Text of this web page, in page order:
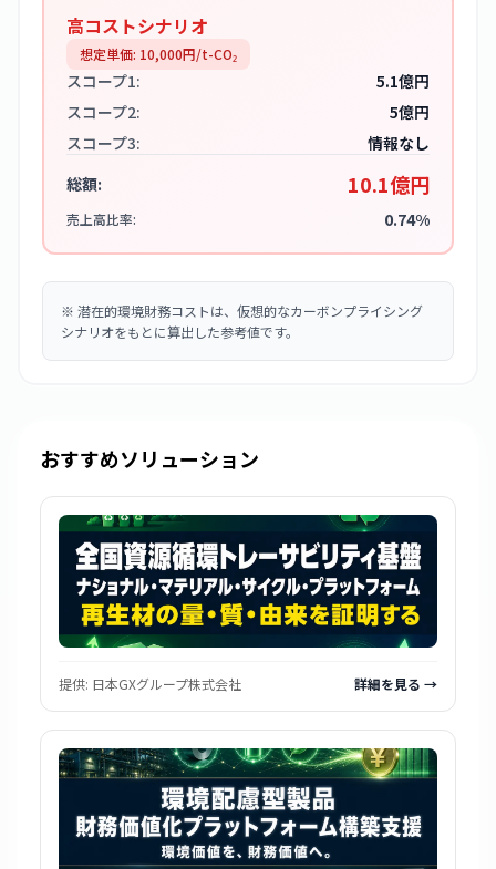
高コストシナリオ
想定単価: 10,000円/t-CO₂
スコープ1:
5.1億円
スコープ2:
5億円
スコープ3:
情報なし
総額:
10.1億円
売上高比率: 0.74%
※ 潜在的環境財務コストは、仮想的なカーボンプライシング
シナリオをもとに算出した参考値です。
おすすめソリューション
提供: 日本GXグループ株式会社 詳細を見る →